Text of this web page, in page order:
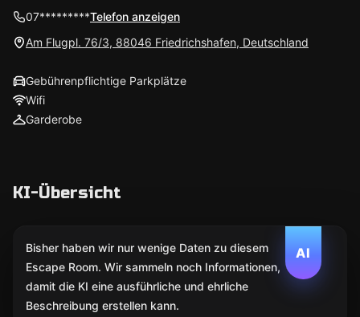
07*********Telefon anzeigen
Am Flugpl. 76/3, 88046 Friedrichshafen, Deutschland
Gebührenpflichtige Parkplätze
Wifi
Garderobe
KI-Übersicht
AI
Bisher haben wir nur wenige Daten zu diesem
Escape Room. Wir sammeln noch Informationen,
damit die KI eine ausführliche und ehrliche
Beschreibung erstellen kann.